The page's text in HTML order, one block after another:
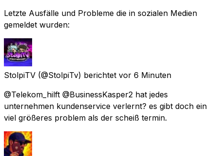
Letzte Ausfälle und Probleme die in sozialen Medien
gemeldet wurden:
StolpiTV (@StolpiTv) berichtet vor 6 Minuten
@Telekom_hilft @BusinessKasper2 hat jedes
unternehmen kundenservice verlernt? es gibt doch ein
viel größeres problem als der scheiß termin.